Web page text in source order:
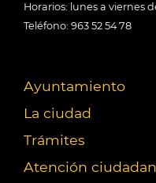
Horarios: lunes a viernes
Teléfono: 963 52 54 78
Ayuntamiento
La ciudad
Trámites
Atención